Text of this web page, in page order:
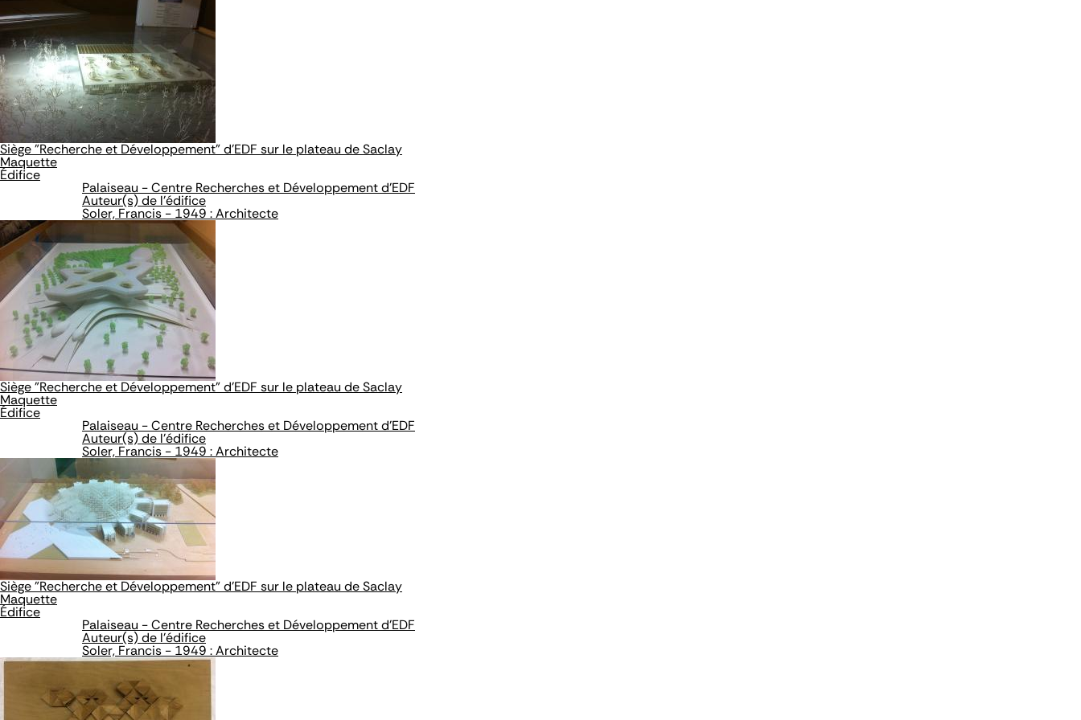
Siège "Recherche et Développement" d'EDF sur le plateau de Saclay
Maquette
Édifice
Palaiseau - Centre Recherches et Développement d'EDF
Auteur(s) de l'édifice
Soler, Francis - 1949 : Architecte
Siège "Recherche et Développement" d'EDF sur le plateau de Saclay
Maquette
Édifice
Palaiseau - Centre Recherches et Développement d'EDF
Auteur(s) de l'édifice
Soler, Francis - 1949 : Architecte
Siège "Recherche et Développement" d'EDF sur le plateau de Saclay
Maquette
Édifice
Palaiseau - Centre Recherches et Développement d'EDF
Auteur(s) de l'édifice
Soler, Francis - 1949 : Architecte